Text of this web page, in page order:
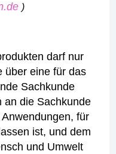
)
darf nur
über eine für das
Sachkunde
an die Sachkunde
für
ist, und dem
und Umwelt